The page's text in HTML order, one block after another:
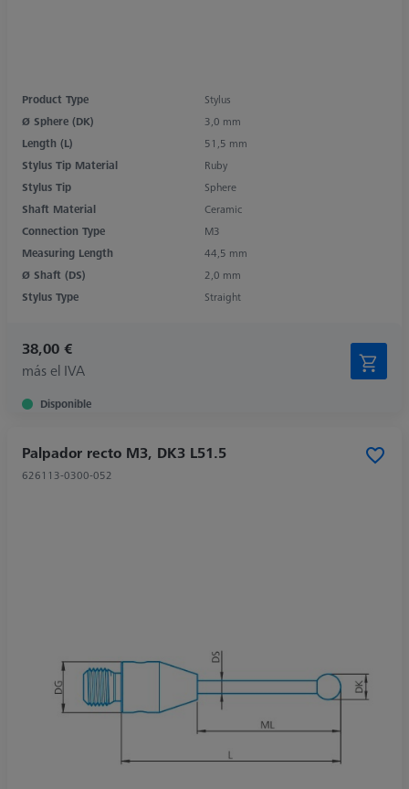
Product Type
Stylus
Ø Sphere (DK)
3,0 mm
Length (L)
51,5 mm
Stylus Tip Material
Ruby
Stylus Tip
Sphere
Shaft Material
Ceramic
Connection Type
M3
Measuring Length
44,5 mm
Ø Shaft (DS)
2,0 mm
Stylus Type
Straight
38,00 €
más el IVA
Disponible
Palpador recto M3, DK3 L51.5
626113-0300-052